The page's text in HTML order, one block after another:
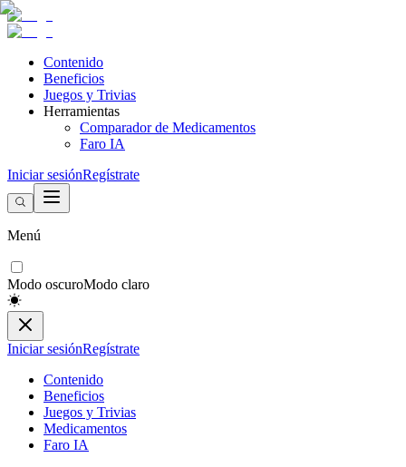
Contenido
Beneficios
Juegos y Trivias
Herramientas
Comparador de Medicamentos
Faro IA
Iniciar sesiónRegístrate
Menú
Modo oscuroModo claro
Iniciar sesiónRegístrate
Contenido
Beneficios
Juegos y Trivias
Medicamentos
Faro IA